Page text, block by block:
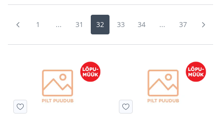
1 ... 31 32 33 34 ... 37